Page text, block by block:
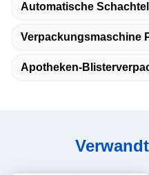
Automatische
Verpackungsmaschine
Apotheken-